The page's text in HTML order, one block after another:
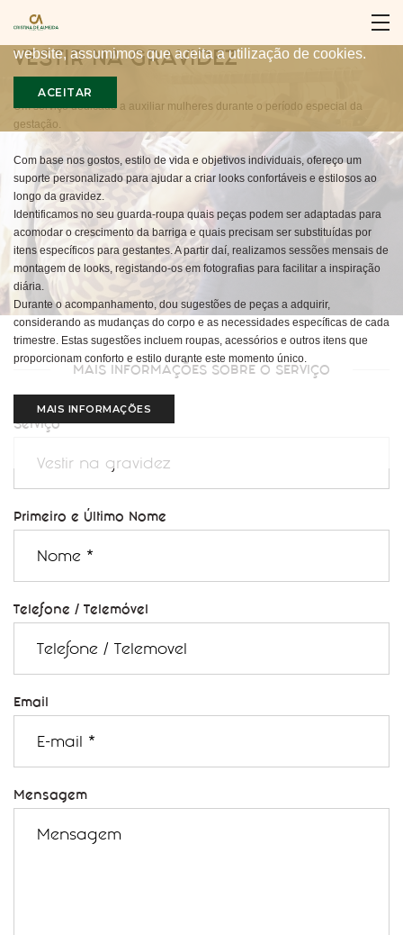
Para proporcionar a melhor experiência, nós utilizamos
cookies no nosso website. Ao continuar a utilizar o nosso
website, assumimos que aceita a utilização de cookies.
ACEITAR
VESTIR NA GRAVIDEZ
Um serviço dedicado a auxiliar mulheres durante o período especial da
gestação.
Com base nos gostos, estilo de vida e objetivos individuais, ofereço um
suporte personalizado para ajudar a criar looks confortáveis e estilosos ao
longo da gravidez.
Identificamos no seu guarda-roupa quais peças podem ser adaptadas para
acomodar o crescimento da barriga e quais precisam ser substituídas por
itens específicos para gestantes. A partir daí, realizamos sessões mensais de
montagem de looks, registando-os em fotografias para facilitar a inspiração
diária.
Durante o acompanhamento, dou sugestões de peças a adquirir,
considerando as mudanças do corpo e as necessidades específicas de cada
trimestre. Estas sugestões incluem roupas, acessórios e outros itens que
proporcionam conforto e estilo durante este momento único.
MAIS INFORMAÇÕES
MAIS INFORMAÇÕES SOBRE O SERVIÇO
Serviço
Primeiro e Último Nome
Telefone / Telemóvel
Email
Mensagem